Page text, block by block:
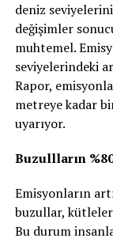
deniz
değişimler
muhtemel.
seviyelerindeki
Rapor,
metreye kadar
uyarıyor.
Buzullların
Emisyonların
buzullar,
Bu durum